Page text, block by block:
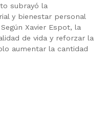
subrayó la
y bienestar personal
Xavier Espot, la
de vida y reforzar la
aumentar la cantidad